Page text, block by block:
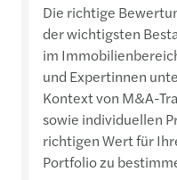
Die richtige
der wichtigsten
im
und Expertinnen
Kontext von M&A-
sowie individuellen
richtigen Wert für
Portfolio zu